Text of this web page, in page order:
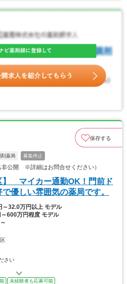
保存する
剤薬局 募集停止
非公開 ※詳細はお問合せください）
】 マイカー通勤OK！門前ド
優しい雰囲気の薬局です。
～32.0万円以上 モデル
～600万円程度 モデル
さい
未経験者も応募可能